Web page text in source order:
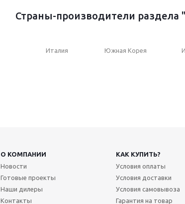
Страны-производители раздела
Италия Южная Корея
О КОМПАНИИ КАК КУПИТЬ?
Новости
Готовые проекты
Наши дилеры
Контакты
Условия оплаты
Условия доставки
Условия самовывоза
Гарантия на товар